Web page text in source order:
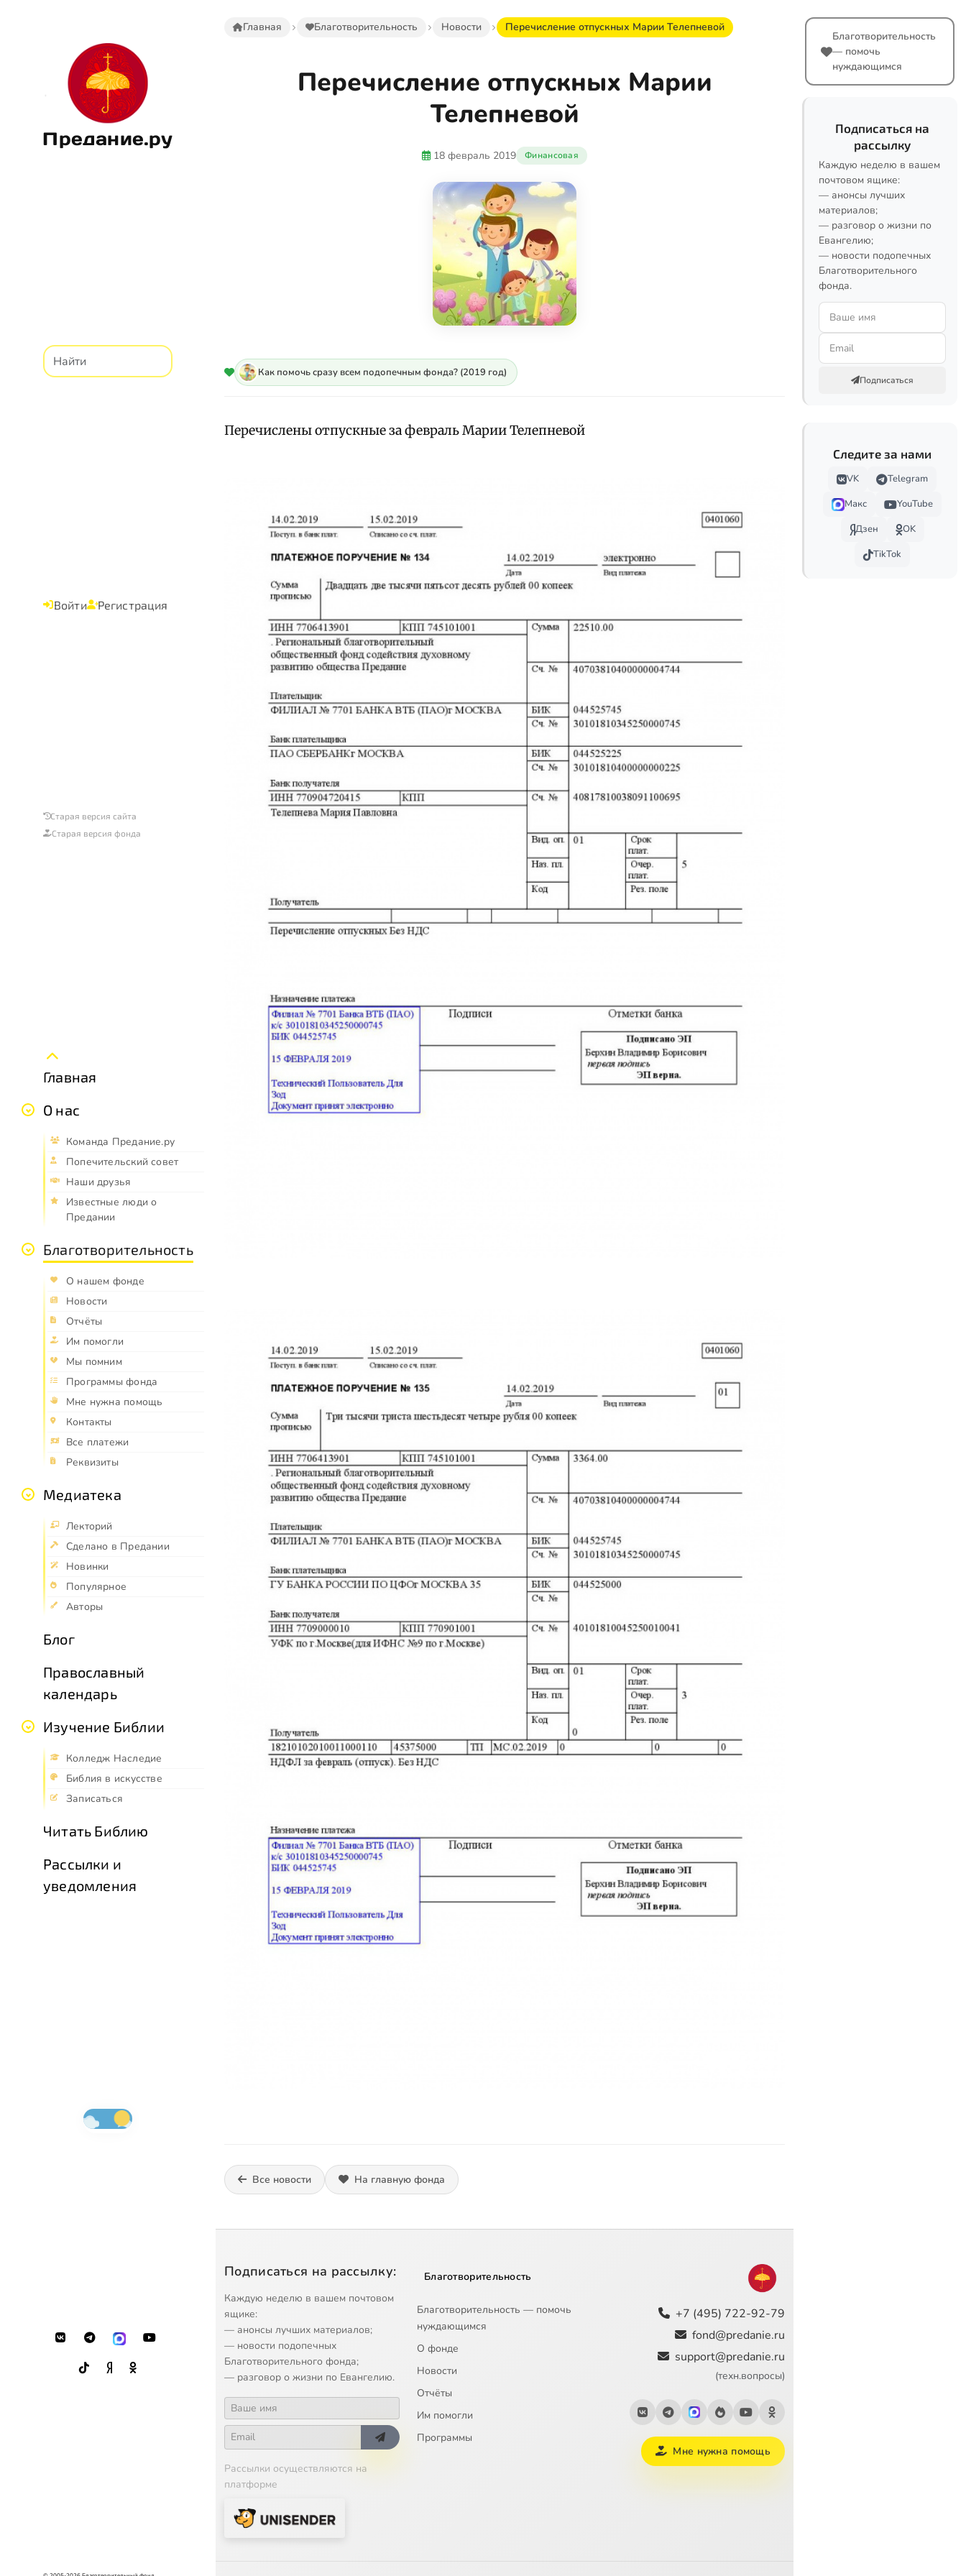
Предание.ру
Войти Регистрация
Старая версия сайта
Старая версия фонда
Главная
О нас
Команда Предание.ру
Попечительский совет
Наши друзья
Известные люди о
Предании
Благотворительность
О нашем фонде
Новости
Отчёты
Им помогли
Мы помним
Программы фонда
Мне нужна помощь
Контакты
Все платежи
Реквизиты
Медиатека
Лекторий
Сделано в Предании
Новинки
Популярное
Авторы
Блог
Православный
календарь
Изучение Библии
Колледж Наследие
Библия в искусстве
Записаться
Читать Библию
Рассылки и
уведомления
Главная Благотворительность Новости Перечисление отпускных Марии Телепневой
Перечисление отпускных Марии
Телепневой
18 февраль 2019 Финансовая
Как помочь сразу всем подопечным фонда? (2019 год)
Перечислены отпускные за февраль Марии Телепневой
Все новости На главную фонда
Подписаться на рассылку:
Каждую неделю в вашем почтовом
ящике:
— анонсы лучших материалов;
— новости подопечных
Благотворительного фонда;
— разговор о жизни по Евангелию.
Рассылки осуществляются на
платформе
Благотворительность
Благотворительность — помочь
нуждающимся
О фонде
Новости
Отчёты
Им помогли
Программы
+7 (495) 722-92-79
fond@predanie.ru
support@predanie.ru
(техн.вопросы)
Мне нужна помощь
Благотворительность
— помочь
нуждающимся
Подписаться на
рассылку
Каждую неделю в вашем
почтовом ящике:
— анонсы лучших
материалов;
— разговор о жизни по
Евангелию;
— новости подопечных
Благотворительного
фонда.
Подписаться
Следите за нами
VK
Telegram
Макс
YouTube
Дзен
OK
TikTok